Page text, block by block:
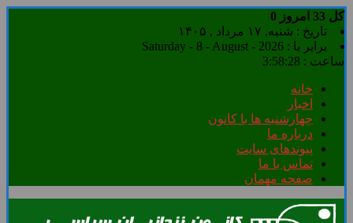
کل امروز 0
تاریخ : شنبه, ۱۷ مرداد , ۱۴۰۵
برابر با : Saturday - 8 - August - 2026
ساعت : 3:58:29
خانه
اخبار
چهارشنبه ها با کانون
درباره ما
پیوندهای سایت
تماس با ما
صفحه مهمان